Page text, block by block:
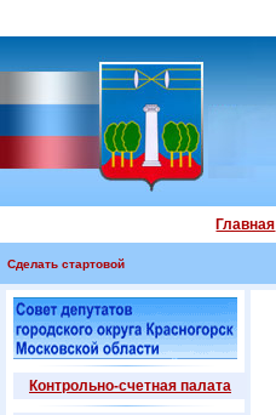
Главная
Сделать стартовой
Контрольно-счетная палата